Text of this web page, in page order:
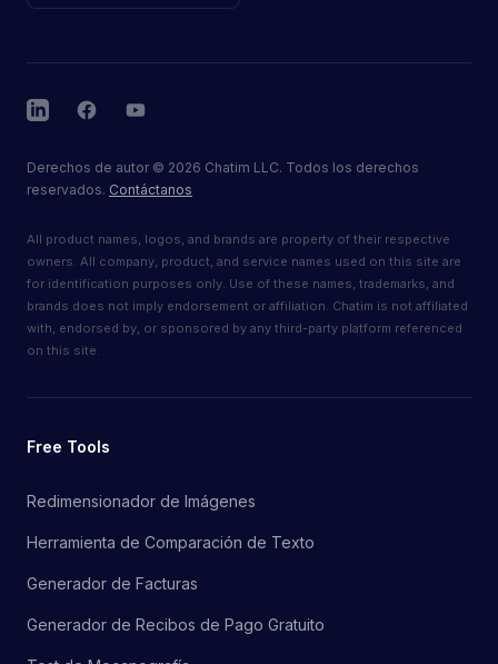
LinkedInFacebookYouTube
Derechos de autor © 2026 Chatim LLC. Todos los derechos
reservados. Contáctanos
All product names, logos, and brands are property of their respective
owners. All company, product, and service names used on this site are
for identification purposes only. Use of these names, trademarks, and
brands does not imply endorsement or affiliation. Chatim is not affiliated
with, endorsed by, or sponsored by any third-party platform referenced
on this site.
Free Tools
Redimensionador de Imágenes
Herramienta de Comparación de Texto
Generador de Facturas
Generador de Recibos de Pago Gratuito